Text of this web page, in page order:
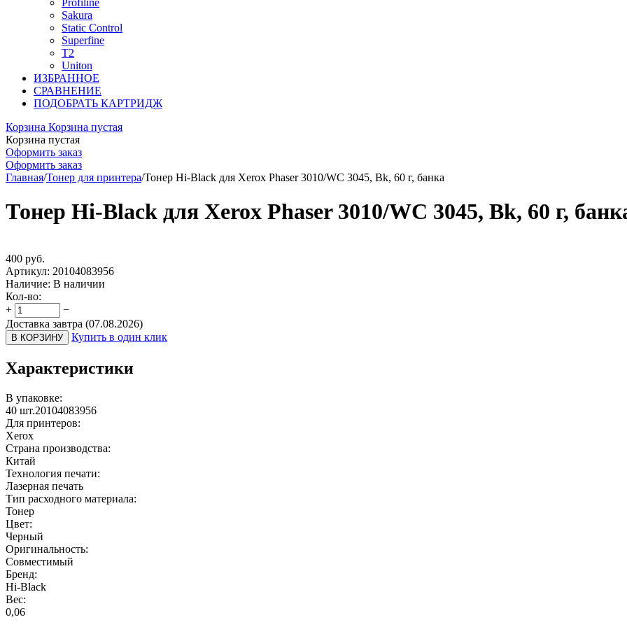
Profiline
Sakura
Static Control
Superfine
T2
Uniton
ИЗБРАННОЕ
СРАВНЕНИЕ
ПОДОБРАТЬ КАРТРИДЖ
Корзина Корзина пустая
Корзина пустая
Оформить заказ
Оформить заказ
Главная/Тонер для принтера/Тонер Hi-Black для Xerox Phaser 3010/WC 3045, Bk, 60 г, банка
Тонер Hi-Black для Xerox Phaser 3010/WC 3045, Bk, 60 г,
400 руб.
Артикул: 20104083956
Наличие: В наличии
Кол-во:
+
−
Доставка завтра (07.08.2026)
В КОРЗИНУ Купить в один клик
Характеристики
В упаковке:
40 шт.20104083956
Для принтеров:
Xerox
Страна производства:
Китай
Технология печати:
Лазерная печать
Тип расходного материала:
Тонер
Цвет:
Черный
Оригинальность:
Совместимый
Бренд:
Hi-Black
Вес:
0,06